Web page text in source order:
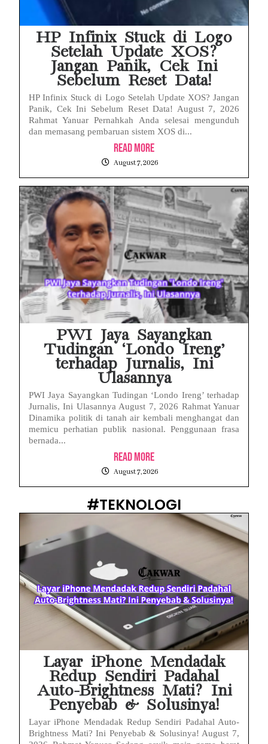
HP Infinix Stuck di Logo
Setelah Update XOS?
Jangan Panik, Cek Ini
Sebelum Reset Data!
HP Infinix Stuck di Logo Setelah Update XOS? Jangan
Panik, Cek Ini Sebelum Reset Data! August 7, 2026
Rahmat Yanuar Pernahkah Anda selesai mengunduh
dan memasang pembaruan sistem XOS di...
Read More
August 7, 2026
PWI Jaya Sayangkan
Tudingan ‘Londo Ireng’
terhadap Jurnalis, Ini
Ulasannya
PWI Jaya Sayangkan Tudingan ‘Londo Ireng’ terhadap
Jurnalis, Ini Ulasannya August 7, 2026 Rahmat Yanuar
Dinamika politik di tanah air kembali menghangat dan
memicu perhatian publik nasional. Penggunaan frasa
bernada...
Read More
August 7, 2026
#TEKNOLOGI
Layar iPhone Mendadak
Redup Sendiri Padahal
Auto-Brightness Mati? Ini
Penyebab & Solusinya!
Layar iPhone Mendadak Redup Sendiri Padahal Auto-
Brightness Mati? Ini Penyebab & Solusinya! August 7,